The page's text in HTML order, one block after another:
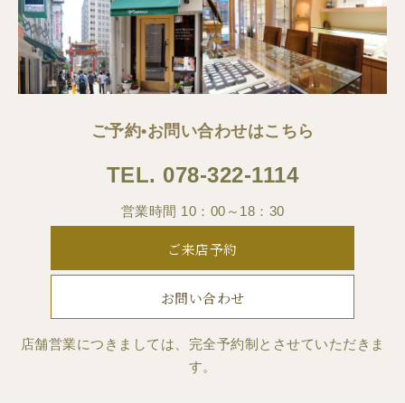
ご予約•お問い合わせはこちら
TEL. 078-322-1114
営業時間 10：00～18：30
ご来店予約
お問い合わせ
店舗営業につきましては、完全予約制とさせていただきま
す。